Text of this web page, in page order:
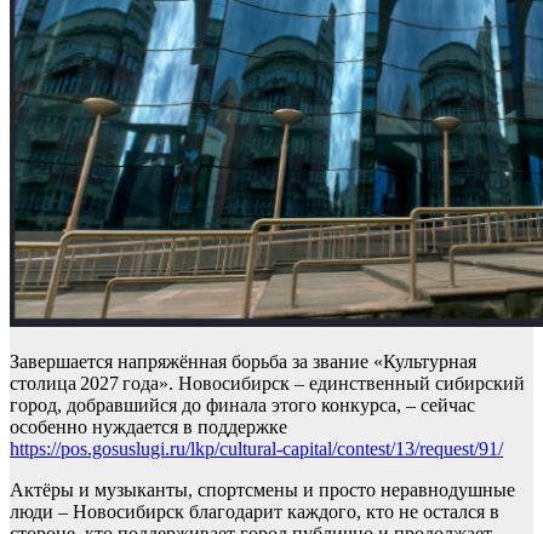
Завершается напряжённая борьба за звание «Культурная
столица 2027 года». Новосибирск – единственный сибирский
город, добравшийся до финала этого конкурса, – сейчас
особенно нуждается в поддержке
https://pos.gosuslugi.ru/lkp/cultural-capital/contest/13/request/91/
Актёры и музыканты, спортсмены и просто неравнодушные
люди – Новосибирск благодарит каждого, кто не остался в